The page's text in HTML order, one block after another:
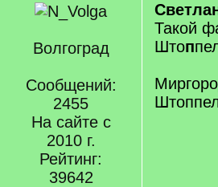
Волгоград
Сообщений:
2455
На сайте с
2010 г.
Рейтинг:
39642
Такой
Штоп